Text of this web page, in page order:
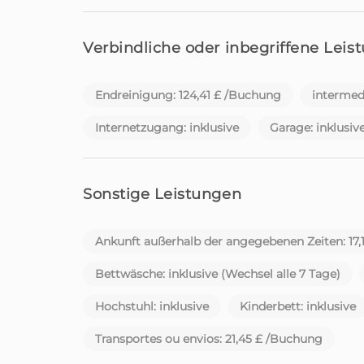
So entstand Homie. Mehr als nur ein neuer
Jeder Aufenthalt wird bis ins Detail geplant,
Autovermietung, Aktivitätsreservierungen,
Sei ein Reisender auf der Suche nach
sucht, der sich mit Hingabe um sein Zuhause
Bitte beachten Sie, dass der Check-in nach
Homie - Dein Zuhause fern von Zuhause auf
Verbindliche oder inbegriffene
Endreinigung: 124,41 £ /Buchung
Internetzugang: inklusive Garage:
Sonstige Leistungen
Ankunft außerhalb der angegebenen Zeiten:
Bettwäsche: inklusive (Wechsel alle 7 Tage)
Hochstuhl: inklusive Kinderbett: inklusive
Transportes ou envios: 21,45 £ /Buchung